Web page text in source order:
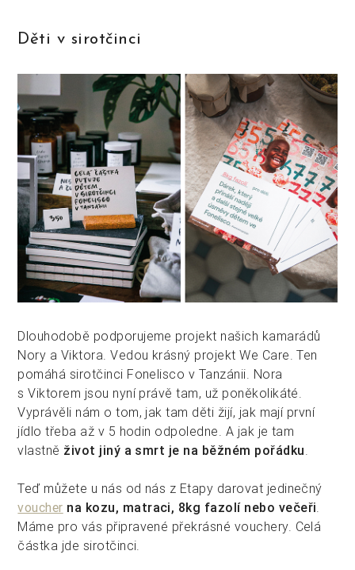
Děti v sirotčinci
Dlouhodobě podporujeme projekt našich kamarádů
Nory a Viktora. Vedou krásný projekt We Care. Ten
pomáhá sirotčinci Fonelisco v Tanzánii. Nora
s Viktorem jsou nyní právě tam, už poněkolikáté.
Vyprávěli nám o tom, jak tam děti žijí, jak mají první
jídlo třeba až v 5 hodin odpoledne. A jak je tam
vlastně život jiný a smrt je na běžném pořádku.
Teď můžete u nás od nás z Etapy darovat jedinečný
voucher na kozu, matraci, 8kg fazolí nebo večeři.
Máme pro vás připravené překrásné vouchery. Celá
částka jde sirotčinci.